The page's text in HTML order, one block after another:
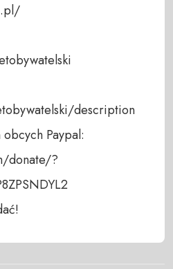
description
Paypal:
donate/?